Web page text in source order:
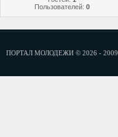
Пользователей: 0
ПОРТАЛ МОЛОДЕЖИ © 2026 - 2009